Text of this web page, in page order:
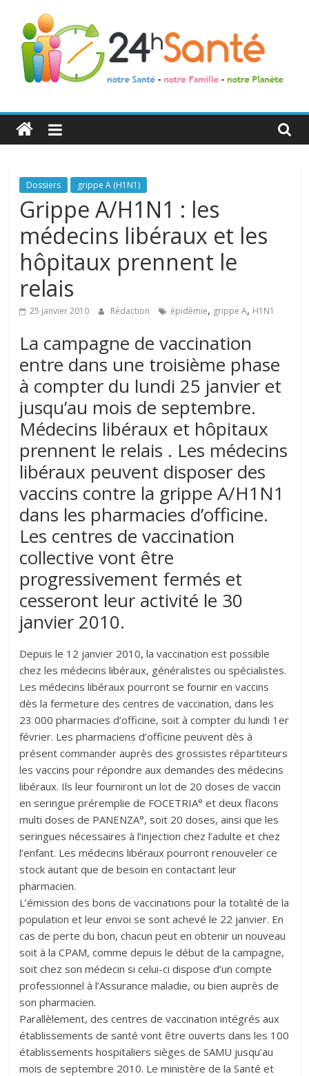
24h
Santé
La
santé
de
toute
famille
Dossiers grippe A (H1N1)
Grippe A/H1N1 : les
médecins libéraux et les
hôpitaux prennent le
relais
25 janvier 2010 Rédaction épidémie, grippe A, H1N1
La campagne de vaccination
entre dans une troisième phase
à compter du lundi 25 janvier et
jusqu’au mois de septembre.
Médecins libéraux et hôpitaux
prennent le relais . Les médecins
libéraux peuvent disposer des
vaccins contre la grippe A/H1N1
dans les pharmacies d’officine.
Les centres de vaccination
collective vont être
progressivement fermés et
cesseront leur activité le 30
janvier 2010.
Depuis le 12 janvier 2010, la vaccination est possible
chez les médecins libéraux, généralistes ou spécialistes.
Les médecins libéraux pourront se fournir en vaccins
dès la fermeture des centres de vaccination, dans les
23 000 pharmacies d’officine, soit à compter du lundi 1er
février. Les pharmaciens d’officine peuvent dès à
présent commander auprès des grossistes répartiteurs
les vaccins pour répondre aux demandes des médecins
libéraux. Ils leur fourniront un lot de 20 doses de vaccin
en seringue préremplie de FOCETRIA° et deux flacons
multi doses de PANENZA°, soit 20 doses, ainsi que les
seringues nécessaires à l’injection chez l’adulte et chez
l’enfant. Les médecins libéraux pourront renouveler ce
stock autant que de besoin en contactant leur
pharmacien.
L’émission des bons de vaccinations pour la totalité de la
population et leur envoi se sont achevé le 22 janvier. En
cas de perte du bon, chacun peut en obtenir un nouveau
soit à la CPAM, comme depuis le début de la campagne,
soit chez son médecin si celui-ci dispose d’un compte
professionnel à l’Assurance maladie, ou bien auprès de
son pharmacien.
Parallèlement, des centres de vaccination intégrés aux
établissements de santé vont être ouverts dans les 100
établissements hospitaliers sièges de SAMU jusqu’au
mois de septembre 2010. Le ministère de la Santé et